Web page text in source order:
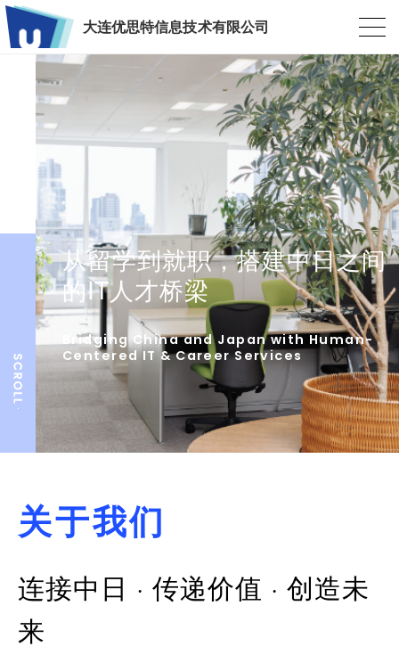
大连优思特信息技术有限公司
从留学到就职，搭建中日之间
的IT人才桥梁
Bridging China and Japan with Human-
Centered IT & Career Services
关于我们
连接中日 · 传递价值 · 创造未
来